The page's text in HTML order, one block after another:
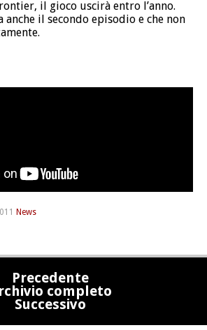
il gioco uscirà entro l’anno.
anche il secondo episodio e che non
News
Precedente
completo
Successivo